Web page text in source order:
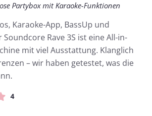
Partybox mit Karaoke-Funktionen
Karaoke-App, BassUp und
Soundcore Rave 3S ist eine All-in-
mit viel Ausstattung. Klanglich
– wir haben getestet, was die
4